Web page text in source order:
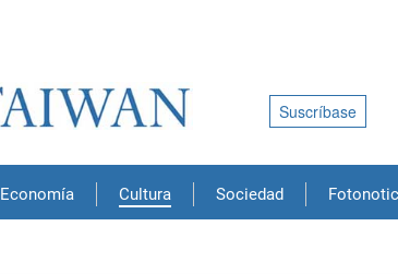
Economía Cultura Sociedad
Suscríbase